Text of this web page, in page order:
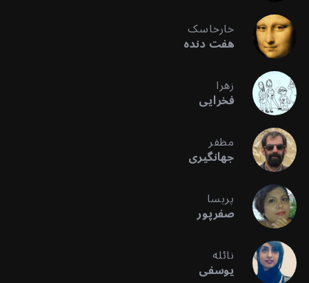
خارخاسک
هفت دنده
زهرا
فخرایی
مظفر
جهانگیری
پریسا
صفرپور
نائله
یوسفی